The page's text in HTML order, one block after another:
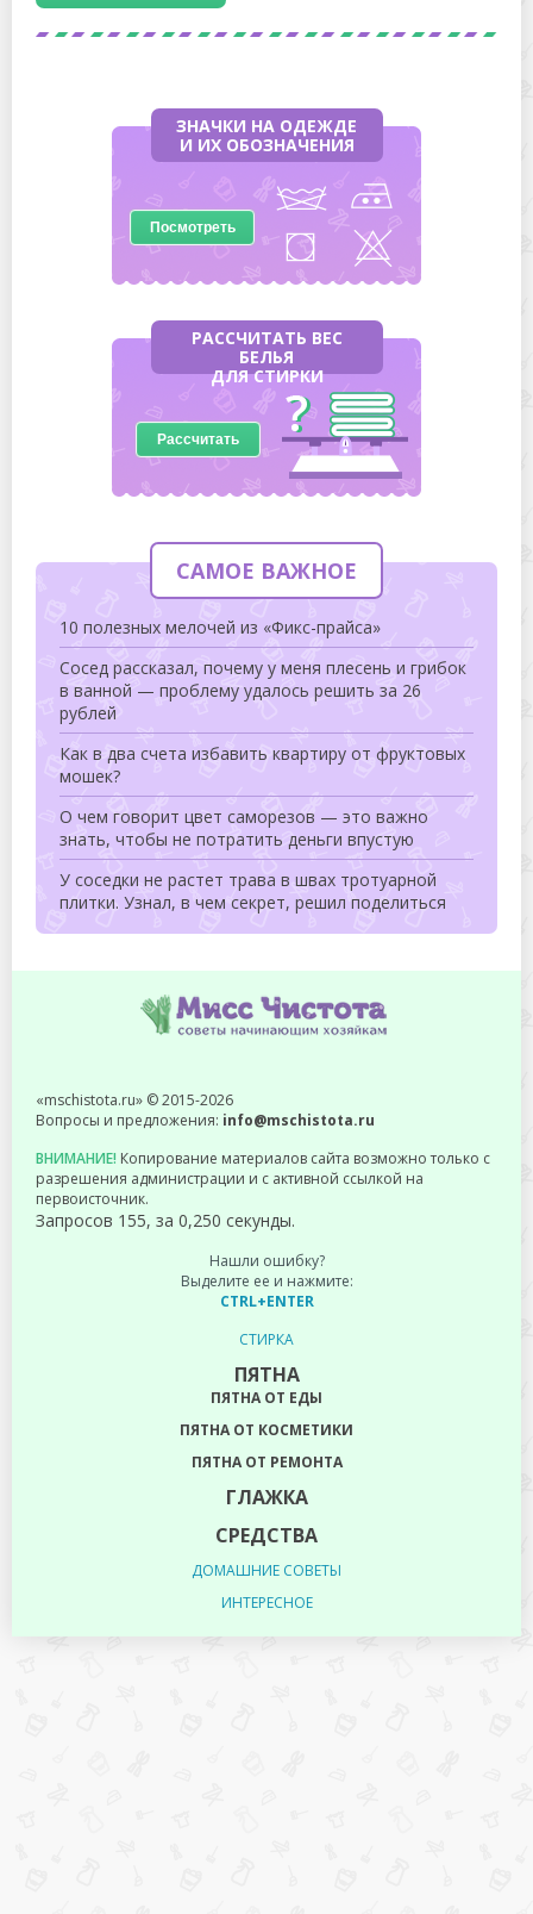
ЗНАЧКИ НА ОДЕЖДЕ
И ИХ ОБОЗНАЧЕНИЯ
Посмотреть
РАССЧИТАТЬ ВЕС
БЕЛЬЯ
ДЛЯ СТИРКИ
Рассчитать
САМОЕ ВАЖНОЕ
10 полезных мелочей из «Фикс-прайса»
Сосед рассказал, почему у меня плесень и грибок
в ванной — проблему удалось решить за 26
рублей
Как в два счета избавить квартиру от фруктовых
мошек?
О чем говорит цвет саморезов — это важно
знать, чтобы не потратить деньги впустую
У соседки не растет трава в швах тротуарной
плитки. Узнал, в чем секрет, решил поделиться
«mschistota.ru» © 2015-2026
Вопросы и предложения: info@mschistota.ru
ВНИМАНИЕ! Копирование материалов сайта возможно только с
разрешения администрации и с активной ссылкой на
первоисточник.
Запросов 155, за 0,250 секунды.
Нашли ошибку?
Выделите ее и нажмите:
CTRL+ENTER
СТИРКА
ПЯТНА
ПЯТНА ОТ ЕДЫ
ПЯТНА ОТ КОСМЕТИКИ
ПЯТНА ОТ РЕМОНТА
ГЛАЖКА
СРЕДСТВА
ДОМАШНИЕ СОВЕТЫ
ИНТЕРЕСНОЕ